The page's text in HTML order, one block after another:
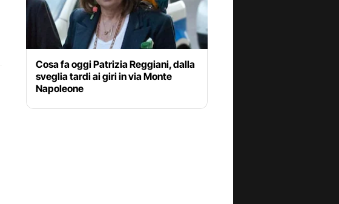
Cosa fa oggi Patrizia Reggiani, dalla
sveglia tardi ai giri in via Monte
Napoleone